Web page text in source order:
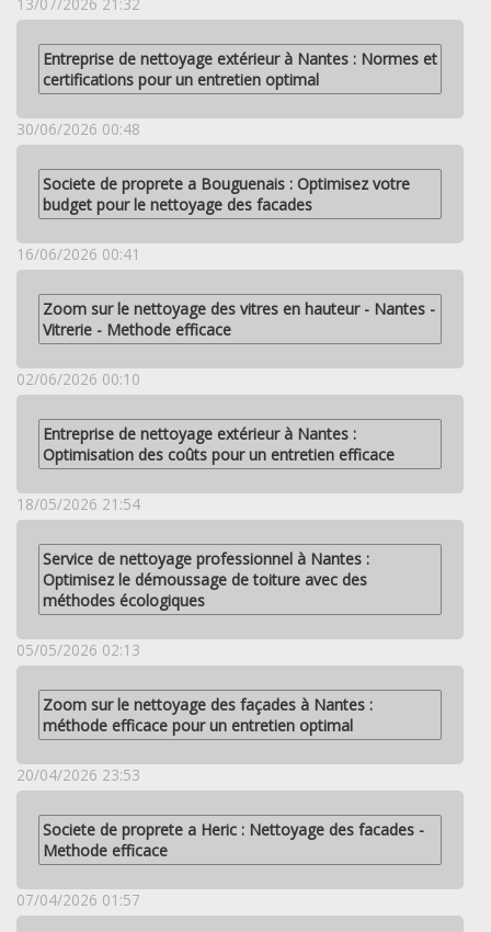
Entreprise de nettoyage extérieur à Nantes : Normes et
certifications pour un entretien optimal
30/06/2026 00:48
Societe de proprete a Bouguenais : Optimisez votre
budget pour le nettoyage des facades
16/06/2026 00:41
Zoom sur le nettoyage des vitres en hauteur - Nantes -
Vitrerie - Methode efficace
02/06/2026 00:10
Entreprise de nettoyage extérieur à Nantes :
Optimisation des coûts pour un entretien efficace
18/05/2026 21:54
Service de nettoyage professionnel à Nantes :
Optimisez le démoussage de toiture avec des
méthodes écologiques
05/05/2026 02:13
Zoom sur le nettoyage des façades à Nantes :
méthode efficace pour un entretien optimal
20/04/2026 23:53
Societe de proprete a Heric : Nettoyage des facades -
Methode efficace
07/04/2026 01:57